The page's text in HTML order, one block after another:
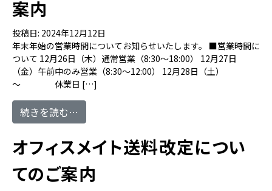
案内
投稿日: 2024年12月12日
年末年始の営業時間についてお知らせいたします。 ■営業時間に
ついて 12月26日（木）通常営業（8:30～18:00） 12月27日
（金）午前中のみ営業（8:30～12:00） 12月28日（土）
～ 休業日 […]
続きを読む…
オフィスメイト送料改定につい
てのご案内